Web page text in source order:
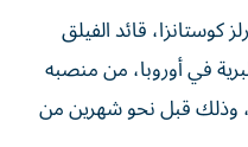
كوستانزا، قائد الفيلق
في أوروبا، من منصبه
وذلك قبل نحو شهرين من